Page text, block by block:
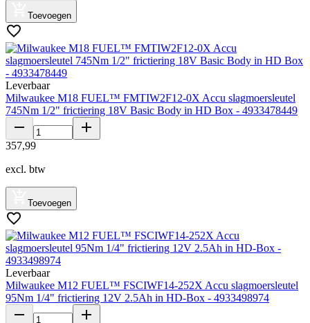
Toevoegen
Leverbaar
Milwaukee M18 FUEL™ FMTIW2F12-0X Accu slagmoersleutel
745Nm 1/2" frictiering 18V Basic Body in HD Box - 4933478449
357,99
excl. btw
Toevoegen
Leverbaar
Milwaukee M12 FUEL™ FSCIWF14-252X Accu slagmoersleutel
95Nm 1/4" frictiering 12V 2.5Ah in HD-Box - 4933498974